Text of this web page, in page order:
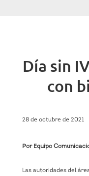
Día sin
con
28 de octubre de 2021
Por Equipo
Las autoridades del